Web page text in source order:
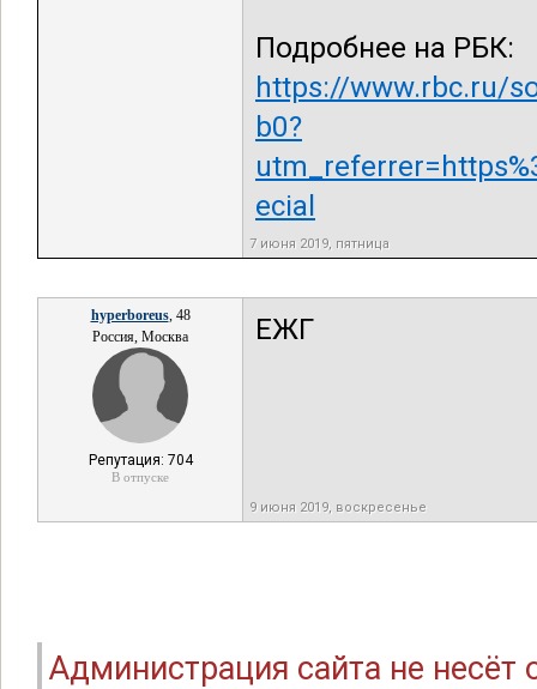
Подробнее на РБК:
https://www.rbc.ru/
b0?
ecial
7 июня 2019, пятница
hyperboreus, 48
Россия, Москва
Репутация: 704
В отпуске
ЕЖГ
9 июня 2019, воскресенье
Администрация сайта не